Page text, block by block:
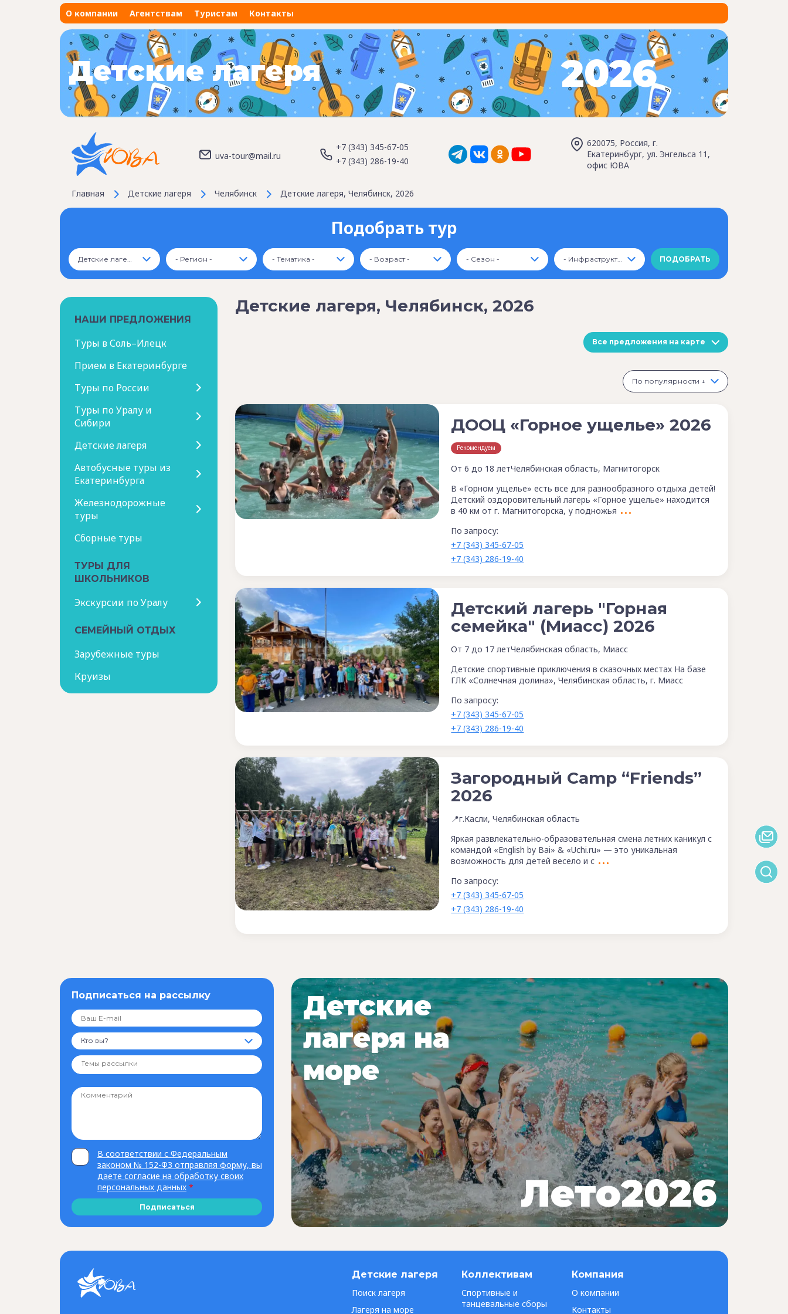
О компании Агентствам Туристам Контакты
Детские лагеря 2026
uva-tour@mail.ru
+7 (343) 345-67-05
+7 (343) 286-19-40
620075, Россия, г.
Екатеринбург, ул. Энгельса 11,
офис ЮВА
Главная Детские лагеря Челябинск Детские лагеря, Челябинск, 2026
Подобрать тур
Детские лагеря - Регион - - Тематика - - Возраст - - Сезон - - Инфраструктура -
НАШИ ПРЕДЛОЖЕНИЯ
Туры в Соль–Илецк
Прием в Екатеринбурге
Туры по России
Туры по Уралу и
Сибири
Детские лагеря
Автобусные туры из
Екатеринбурга
Железнодорожные
туры
Сборные туры
ТУРЫ ДЛЯ
ШКОЛЬНИКОВ
Экскурсии по Уралу
СЕМЕЙНЫЙ ОТДЫХ
Зарубежные туры
Круизы
Детские лагеря, Челябинск, 2026
Все предложения на карте
По популярности ↓
ДООЦ «Горное ущелье» 2026
Рекомендуем
От 6 до 18 летЧелябинская область, Магнитогорск
В «Горном ущелье» есть все для разнообразного отдыха детей!
Детский оздоровительный лагерь «Горное ущелье» находится
в 40 км от г. Магнитогорска, у подножья
По запросу:
+7 (343) 345-67-05
+7 (343) 286-19-40
Детский лагерь "Горная
семейка" (Миасс) 2026
От 7 до 17 летЧелябинская область, Миасс
Детские спортивные приключения в сказочных местах На базе
ГЛК «Солнечная долина», Челябинская область, г. Миасс
По запросу:
+7 (343) 345-67-05
+7 (343) 286-19-40
Загородный Camp “Friends”
2026
📍г.Касли, Челябинская область
Яркая развлекательно-образовательная смена летних каникул с
командой «English by Bai» & «Uchi.ru» — это уникальная
возможность для детей весело и с
По запросу:
+7 (343) 345-67-05
+7 (343) 286-19-40
Подписаться на рассылку
Кто вы?
В соответствии с Федеральным
законом № 152-ФЗ отправляя форму, вы
даете согласие на обработку своих
персональных данных *
Подписаться
Детские
лагеря на
море
Лето2026
Детские лагеря
Поиск лагеря
Лагеря на море
Коллективам
Спортивные и
танцевальные сборы
Компания
О компании
Контакты